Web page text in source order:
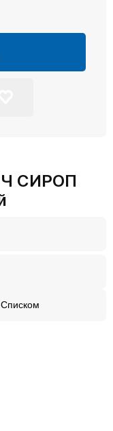
СИРОП
Списком